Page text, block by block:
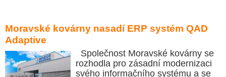
Moravské kovárny nasadí ERP systém QAD
Adaptive
Společnost Moravské kovárny se
rozhodla pro zásadní modernizaci
svého informačního systému a se